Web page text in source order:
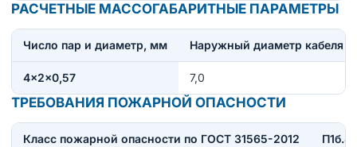
РАСЧЕТНЫЕ МАССОГАБАРИТНЫЕ ПАРАМЕТРЫ
Число пар и диаметр, мм Наружный диаметр кабеля
4×2×0,57 7,0
ТРЕБОВАНИЯ ПОЖАРНОЙ ОПАСНОСТИ
Класс пожарной опасности по ГОСТ 31565-2012